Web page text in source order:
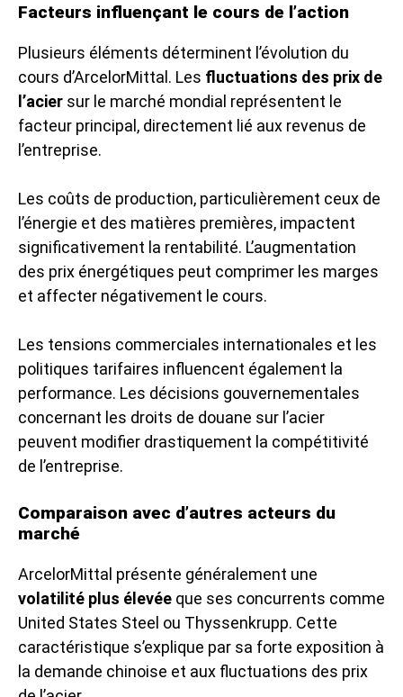
Facteurs influençant le cours de l’action
Plusieurs éléments déterminent l’évolution du
cours d’ArcelorMittal. Les fluctuations des prix de
l’acier sur le marché mondial représentent le
facteur principal, directement lié aux revenus de
l’entreprise.
Les coûts de production, particulièrement ceux de
l’énergie et des matières premières, impactent
significativement la rentabilité. L’augmentation
des prix énergétiques peut comprimer les marges
et affecter négativement le cours.
Les tensions commerciales internationales et les
politiques tarifaires influencent également la
performance. Les décisions gouvernementales
concernant les droits de douane sur l’acier
peuvent modifier drastiquement la compétitivité
de l’entreprise.
Comparaison avec d’autres acteurs du
marché
ArcelorMittal présente généralement une
volatilité plus élevée que ses concurrents comme
United States Steel ou Thyssenkrupp. Cette
caractéristique s’explique par sa forte exposition à
la demande chinoise et aux fluctuations des prix